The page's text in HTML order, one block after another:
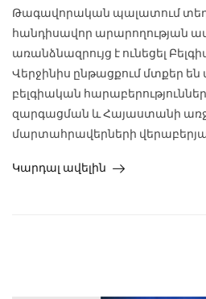
Թագավորական պալատում
հանդիսավոր արարողության
առանձնազրույց է ունեցել
Վերջինիս ընթացքում մտքեր
բելգիական
զարգացման և Հայաստանի
մարտահրավերների
Կարդալ ավելին